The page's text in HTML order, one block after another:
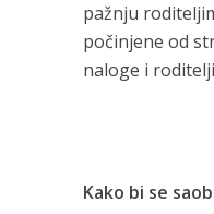
pažnju
počinjene od
naloge i
Kako bi se